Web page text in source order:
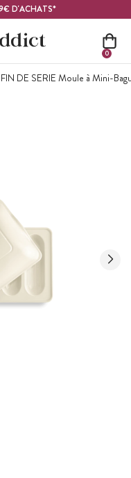
D'ACHATS*
0
FIN DE SERIE Moule à Mini-